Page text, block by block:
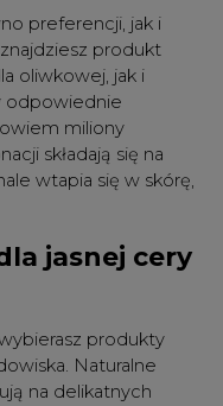
preferencji, jak i
produkt
oliwkowej, jak i
odpowiednie
miliony
składają się na
wtapia się w skórę,
jasnej cery
produkty
Naturalne
na delikatnych